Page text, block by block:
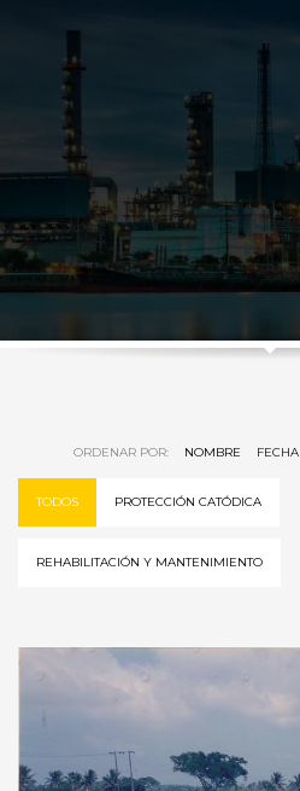
ORDENAR POR: NOMBRE FECHA
TODOS PROTECCIÓN CATÓDICA
REHABILITACIÓN Y MANTENIMIENTO